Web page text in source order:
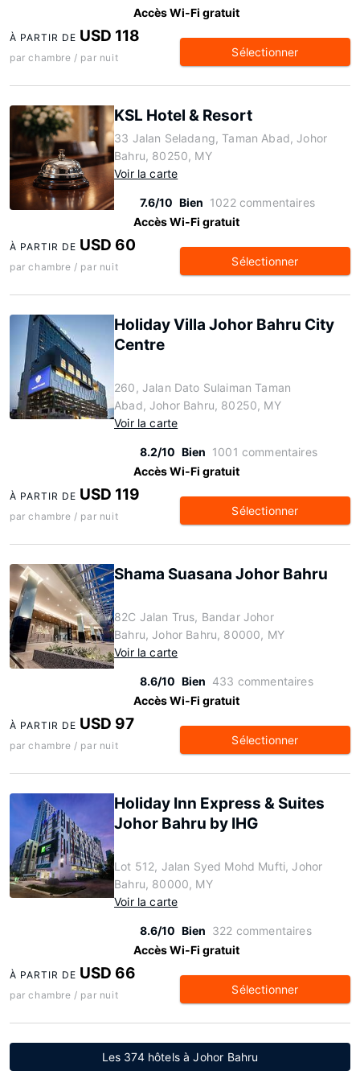
Accès Wi-Fi gratuit
À PARTIR DE USD 118
par chambre / par nuit Sélectionner
KSL Hotel & Resort
33 Jalan Seladang, Taman Abad, Johor
Bahru, 80250, MY
Voir la carte
7.6/10 Bien 1022 commentaires
Accès Wi-Fi gratuit
À PARTIR DE USD 60
par chambre / par nuit Sélectionner
Holiday Villa Johor Bahru City
Centre
260, Jalan Dato Sulaiman Taman
Abad, Johor Bahru, 80250, MY
Voir la carte
8.2/10 Bien 1001 commentaires
Accès Wi-Fi gratuit
À PARTIR DE USD 119
par chambre / par nuit Sélectionner
Shama Suasana Johor Bahru
82C Jalan Trus, Bandar Johor
Bahru, Johor Bahru, 80000, MY
Voir la carte
8.6/10 Bien 433 commentaires
Accès Wi-Fi gratuit
À PARTIR DE USD 97
par chambre / par nuit Sélectionner
Holiday Inn Express & Suites
Johor Bahru by IHG
Lot 512, Jalan Syed Mohd Mufti, Johor
Bahru, 80000, MY
Voir la carte
8.6/10 Bien 322 commentaires
Accès Wi-Fi gratuit
À PARTIR DE USD 66
par chambre / par nuit Sélectionner
Les 374 hôtels à Johor Bahru